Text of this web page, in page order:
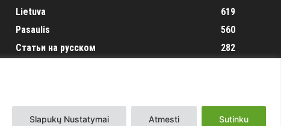
Slapukų Nustatymai Atmesti Sutinku
Lietuva
619
Pasaulis
560
Статьи на русском
282